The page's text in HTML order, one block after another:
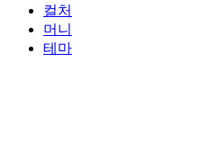
컬처
머니
테마